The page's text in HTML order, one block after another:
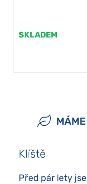
SKLADEM
Klíště
Před pár lety